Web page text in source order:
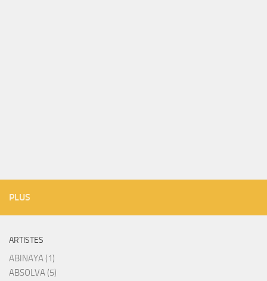
PLUS
ARTISTES
ABINAYA (1)
ABSOLVA (5)